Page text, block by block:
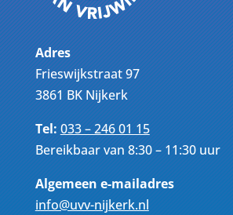
Adres
Frieswijkstraat 97
3861 BK Nijkerk
Tel:033 – 246 01 15
Bereikbaar van 8:30 – 11:30 uur
Algemeen e-mailadres
info@uvv-nijkerk.nl